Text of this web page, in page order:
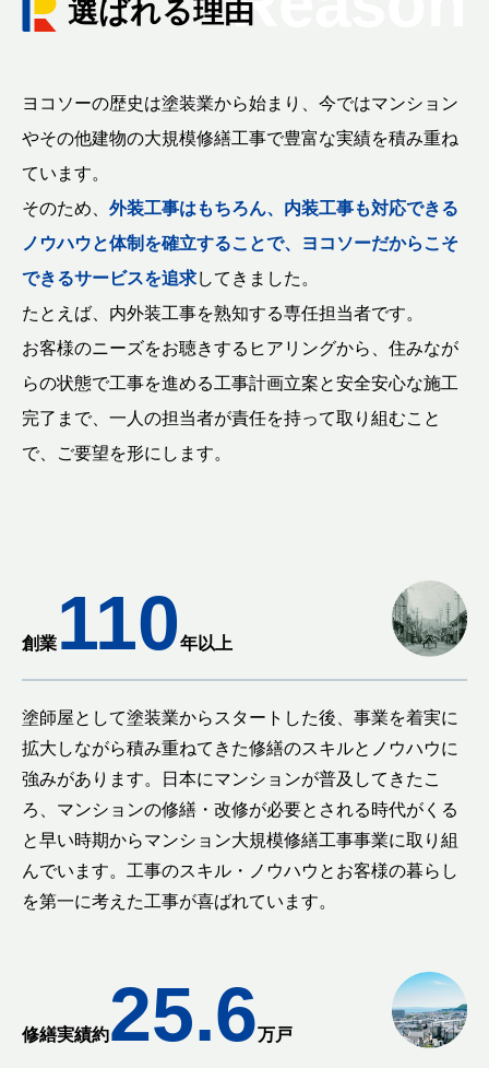
選ばれる理由
ヨコソーの歴史は塗装業から始まり、 今ではマンション
やその他建物の大規模修繕工事で豊富な実績を積み重ね
ています。
そのため、 外装工事はもちろん、内装工事も対応できる
ノウハウと体制を確立することで、
ヨコソーだからこそ
できるサービスを追求してきました。
たとえば、内外装工事を熟知する専任担当者です。
お客様のニーズをお聴きするヒアリングから、 住みなが
らの状態で工事を進める工事計画立案と安全安心な施工
完了まで、 一人の担当者が責任を持って取り組むこと
で、ご要望を形にします。
創業 110年以上
塗師屋として塗装業からスタートした後、事業を着実に
拡大しながら積み重ねてきた修繕のスキルとノウハウに
強みがあります。日本にマンションが普及してきたこ
ろ、マンションの修繕・改修が必要とされる時代がくる
と早い時期からマンション大規模修繕工事事業に取り組
んでいます。工事のスキル・ノウハウとお客様の暮らし
を第一に考えた工事が喜ばれています。
修繕実績約25.6万戸